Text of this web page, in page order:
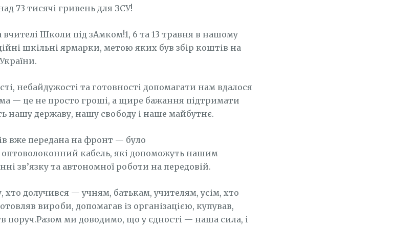
73 тисячі гривень для ЗСУ!
вчителі Школи під зАмком!1, 6 та 13 травня в нашому
шкільні ярмарки, метою яких був збір коштів на
небайдужості та готовності допомагати нам вдалося
— це не просто гроші, а щире бажання підтримати
нашу державу, нашу свободу і наше майбутнє.
вже передана на фронт — було
оптоволоконний кабель, які допоможуть нашим
зв’язку та автономної роботи на передовій.
долучився — учням, батькам, учителям, усім, хто
вироби, допомагав із організацією, купував,
поруч.Разом ми доводимо, що у єдності — наша сила, і